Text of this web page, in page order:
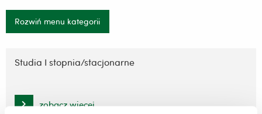
Rozwiń menu kategorii
nawigację
Studia I stopnia/stacjonarne
zobacz więcej